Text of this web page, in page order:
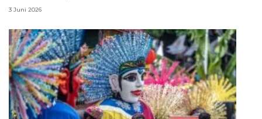
3 Juni 2026